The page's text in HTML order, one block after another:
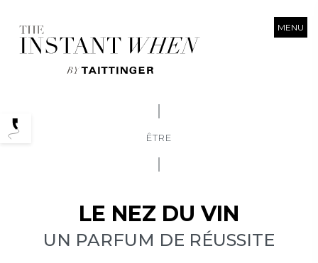
MENU
ÊTRE
LE NEZ DU VIN
UN PARFUM DE RÉUSSITE